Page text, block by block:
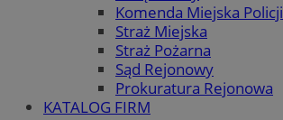
Komenda Miejska Policji
Straż Miejska
Straż Pożarna
Sąd Rejonowy
Prokuratura Rejonowa
KATALOG FIRM